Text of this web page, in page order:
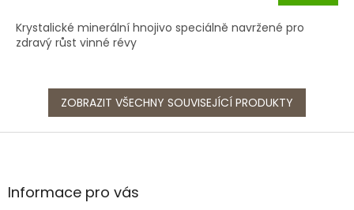
Krystalické minerální hnojivo speciálně navržené pro
zdravý růst vinné révy
ZOBRAZIT VŠECHNY SOUVISEJÍCÍ PRODUKTY
Z
aInformace pro vás